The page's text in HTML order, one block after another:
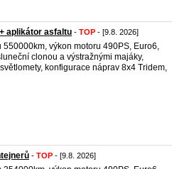
aplikátor asfaltu - TOP - [9.8. 2026]
výkon motoru 490PS, Euro6,
clonou a výstražnými majáky,
konfigurace náprav 8x4 Tridem,
- TOP - [9.8. 2026]